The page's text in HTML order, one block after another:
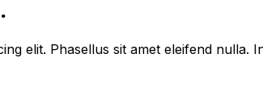
elit. Phasellus sit amet eleifend nulla.